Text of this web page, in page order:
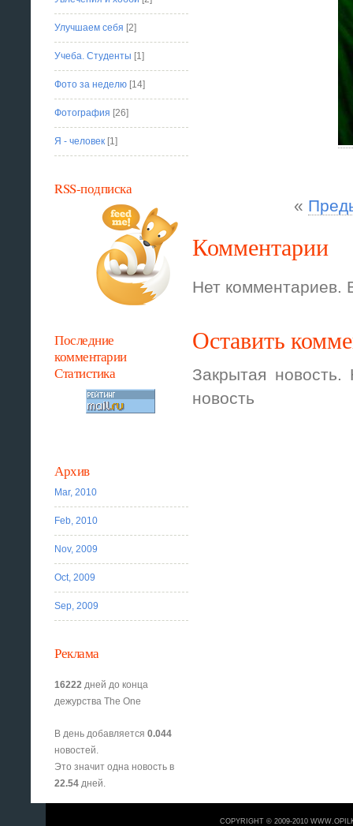
«
Комментарии
Нет
Оставить
Закрытая
новость
Улучшаем себя [2]
Учеба. Студенты [1]
Фото за неделю [14]
Фотография [26]
Я - человек [1]
RSS-подписка
Последние
комментарии
Статистика
Архив
Mar, 2010
Feb, 2010
Nov, 2009
Oct, 2009
Sep, 2009
Реклама
16222 дней до конца
дежурства The One
В день добавляется0.044
новостей.
Это значит одна новость в
22.54 дней.
COPYRIGHT © 2009-2010